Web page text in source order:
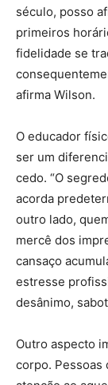
século, posso
primeiros
fidelidade se
afirma Wilson.
O educador
ser um
cedo. “O
acorda
outro lado,
mercê dos
cansaço
estresse
desânimo,
Outro aspecto
corpo. Pessoas